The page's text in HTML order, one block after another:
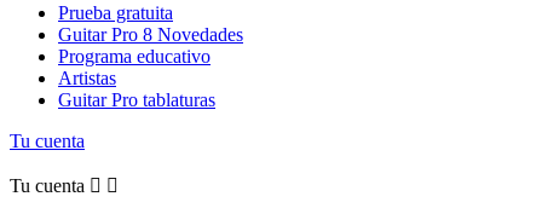
Prueba gratuita
Guitar Pro 8 Novedades
Programa educativo
Artistas
Guitar Pro tablaturas
Tu cuenta
Tu cuenta  